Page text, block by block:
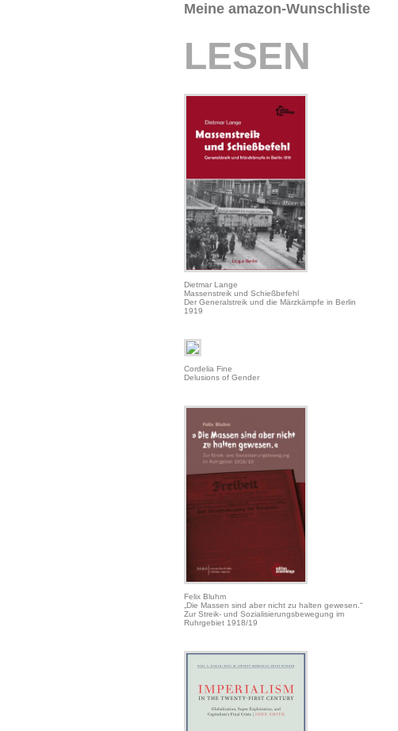
Meine amazon-Wunschliste
LESEN
Dietmar Lange
Massenstreik und Schießbefehl
Der Generalstreik und die Märzkämpfe in Berlin
1919
Cordelia Fine
Delusions of Gender
Felix Bluhm
„Die Massen sind aber nicht zu halten gewesen.“
Zur Streik- und Sozialisierungsbewegung im
Ruhrgebiet 1918/19